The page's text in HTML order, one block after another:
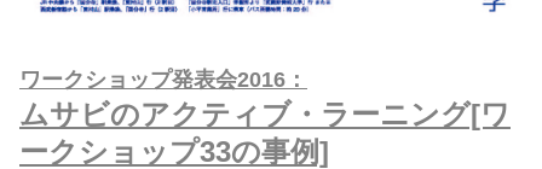
ワークショップ発表会2016：
ムサビのアクティブ・ラーニング[ワ
ークショップ33の事例]